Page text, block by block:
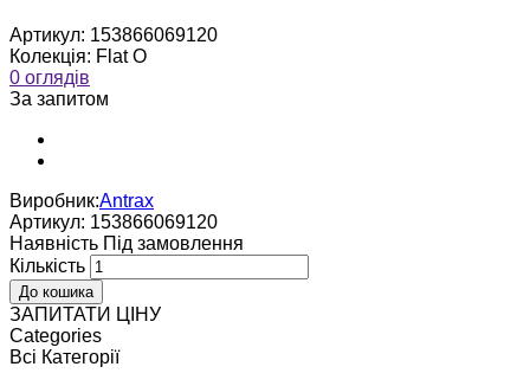
Артикул: 153866069120
Колекція: Flat O
0 оглядів
За запитом
Виробник:Antrax
Артикул: 153866069120
Наявнiсть Пiд замовлення
Кількість
ЗАПИТАТИ ЦІНУ
Categories
Всі Категорії